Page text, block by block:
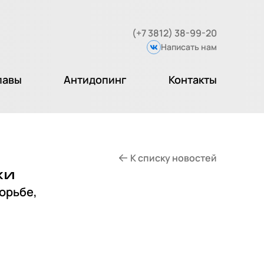
(+7 3812) 38-99-20
Вконтакте
Написать нам
Антидопинг Контакты
К списку новостей